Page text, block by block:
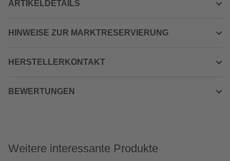
ARTIKELDETAILS
HINWEISE ZUR MARKTRESERVIERUNG
HERSTELLERKONTAKT
BEWERTUNGEN
Weitere interessante Produkte